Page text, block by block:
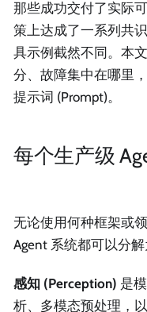
那些成功交付了实际
策上达成了一系列共
具示例截然不同。本
分、故障集中在哪里
提示词 (Prompt)。
每个生产级
无论使用何种框架或
Agent 系统都可以分解
感知 (Perception) 是
析、多模态预处理，